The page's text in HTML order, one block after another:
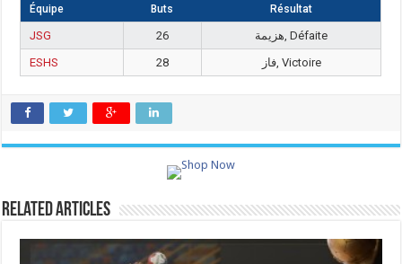
Équipe Buts Résultat
JSG 26
هزيمة, Défaite
ESHS
28 فاز, Victoire
Related Articles